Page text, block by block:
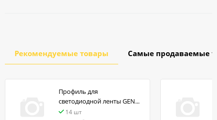
Рекомендуемые товары Самые продаваемые
Профиль для
светодиодной ленты GEN...
14 шт